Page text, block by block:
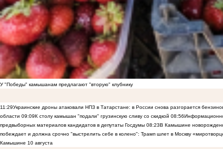
У "Победы" камышанам предлагают "вторую" клубнику
11:29Украинские дроны атаковали НПЗ в Татарстане: в России снова разгорается
области 09:09К столу камышан "подали" грузинскую сливу со скидкой 08:56
предвыборных материалов кандидатов в депутаты Госдумы 08:23В Камышине
побеждает и должна срочно "выстрелить себе в колено": Трамп шлет в Москву
Камышине 10 августа